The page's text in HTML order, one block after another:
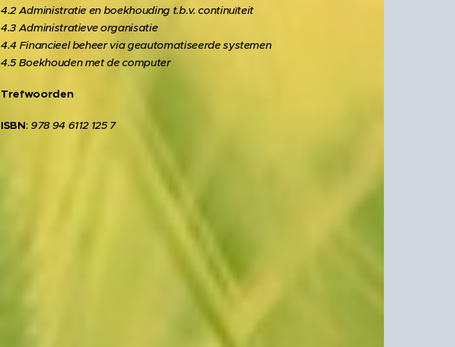
4.2 Administratie en boekhouding t.b.v. continuïteit
4.3 Administratieve organisatie
4.4 Financieel beheer via geautomatiseerde systemen
4.5 Boekhouden met de computer
Trefwoorden
ISBN: 978 94 6112 125 7